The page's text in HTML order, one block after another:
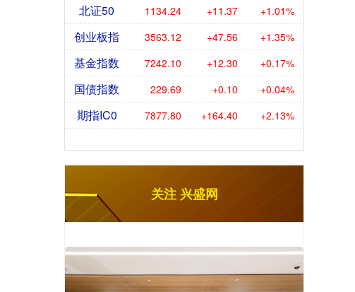
北证50 1134.24 +11.37 +1.01%
创业板指 3563.12 +47.56 +1.35%
基金指数 7242.10 +12.30 +0.17%
国债指数 229.69 +0.10 +0.04%
期指IC0 7877.80 +164.40 +2.13%
关注 兴盛网